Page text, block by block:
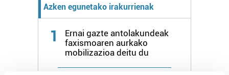
Azken egunetako irakurrienak
1
Ernai gazte antolakundeak
faxismoaren aurkako
mobilizazioa deitu du